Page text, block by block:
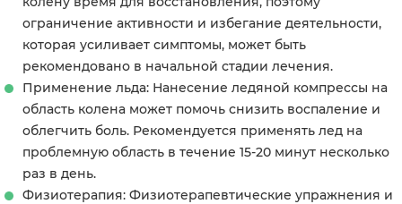
ограничение активности и избегание деятельности,
которая усиливает симптомы, может быть
рекомендовано в начальной стадии лечения.
Применение льда: Нанесение ледяной компрессы на
область колена может помочь снизить воспаление и
облегчить боль. Рекомендуется применять лед на
проблемную область в течение 15-20 минут несколько
раз в день.
Физиотерапия: Физиотерапевтические упражнения и